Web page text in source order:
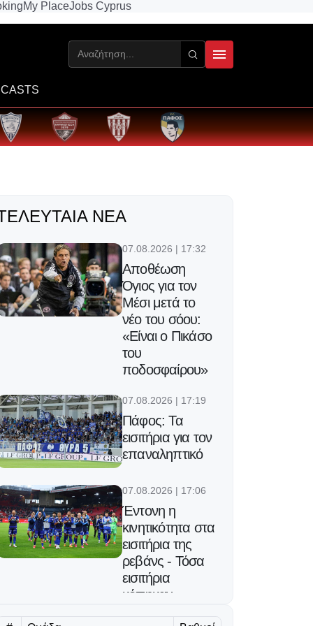
My PlaceJobs Cyprus
ΝΈΑ
07.08.2026 | 17:32
Αποθέωση
Όγιος για τον
Μέσι μετά το
νέο του σόου:
«Είναι ο Πικάσο
του
ποδοσφαίρου»
07.08.2026 | 17:19
Πάφος: Τα
εισιτήρια για τον
επαναληπτικό
07.08.2026 | 17:06
Έντονη η
κινητικότητα στα
εισιτήρια της
ρεβάνς - Τόσα
εισιτήρια
κόπηκαν